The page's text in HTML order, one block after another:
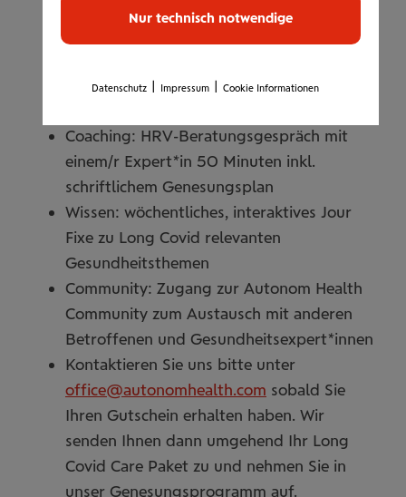
Nutzung für beliebig viele Messungen
Rückmeldungen der My Autonom Health
Coaching: HRV-Beratungsgespräch mit
einem/r Expert*in 50 Minuten inkl.
schriftlichem Genesungsplan
Wissen: wöchentliches, interaktives Jour
Fixe zu Long Covid relevanten
Gesundheitsthemen
Community: Zugang zur Autonom Health
Community zum Austausch mit anderen
Betroffenen und Gesundheitsexpert*innen
Kontaktieren Sie uns bitte unter
office@autonomhealth.com sobald Sie
Ihren Gutschein erhalten haben. Wir
senden Ihnen dann umgehend Ihr Long
Covid Care Paket zu und nehmen Sie in
unser Genesungsprogramm auf.
Nur technisch notwendige
Datenschutz Impressum Cookie Informationen